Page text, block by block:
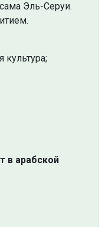
Эль-Серуи.
культура;
в арабской